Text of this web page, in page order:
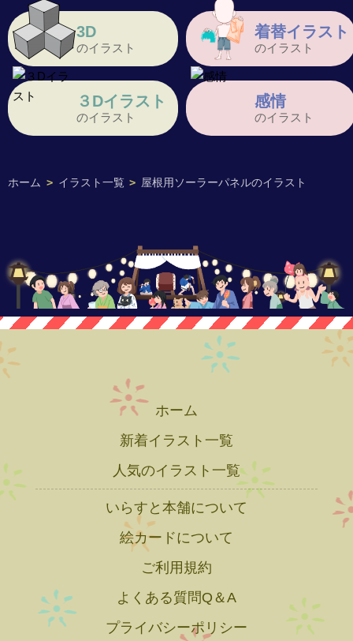
ホーム > イラスト一覧 > 屋根用ソーラーパネルのイラスト
3D
のイラスト
着替イラスト
のイラスト
３Dイラスト
のイラスト
感情
のイラスト
ホーム
新着イラスト一覧
人気のイラスト一覧
いらすと本舗について
絵カードについて
ご利用規約
よくある質問Q＆A
プライバシーポリシー